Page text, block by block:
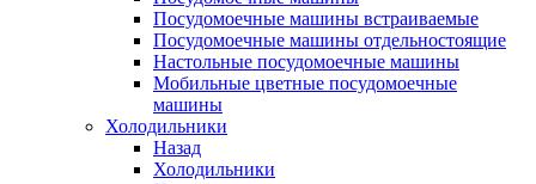
Посудомоечные машины встраиваемые
Посудомоечные машины отдельностоящие
Настольные посудомоечные машины
Мобильные цветные посудомоечные
машины
Холодильники
Назад
Холодильники